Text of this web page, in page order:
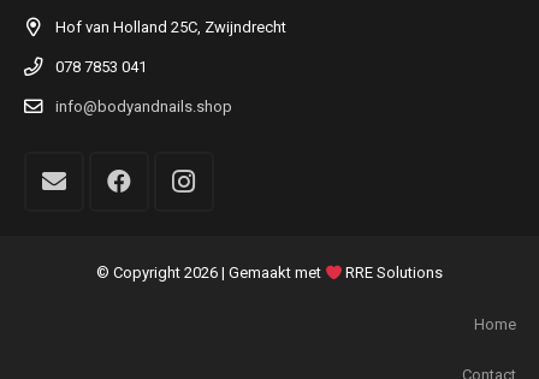
Hof van Holland 25C, Zwijndrecht
078 7853 041
info@bodyandnails.shop
© Copyright 2026 | Gemaakt met RRE Solutions
Home
Contact